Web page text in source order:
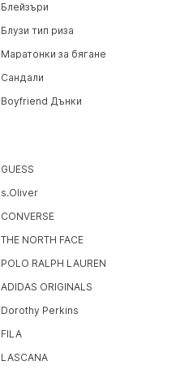
Блейзъри
Блузи тип риза
Маратонки за бягане
Сандали
Boyfriend Дънки
GUESS
s.Oliver
CONVERSE
THE NORTH FACE
POLO RALPH LAUREN
ADIDAS ORIGINALS
Dorothy Perkins
FILA
LASCANA